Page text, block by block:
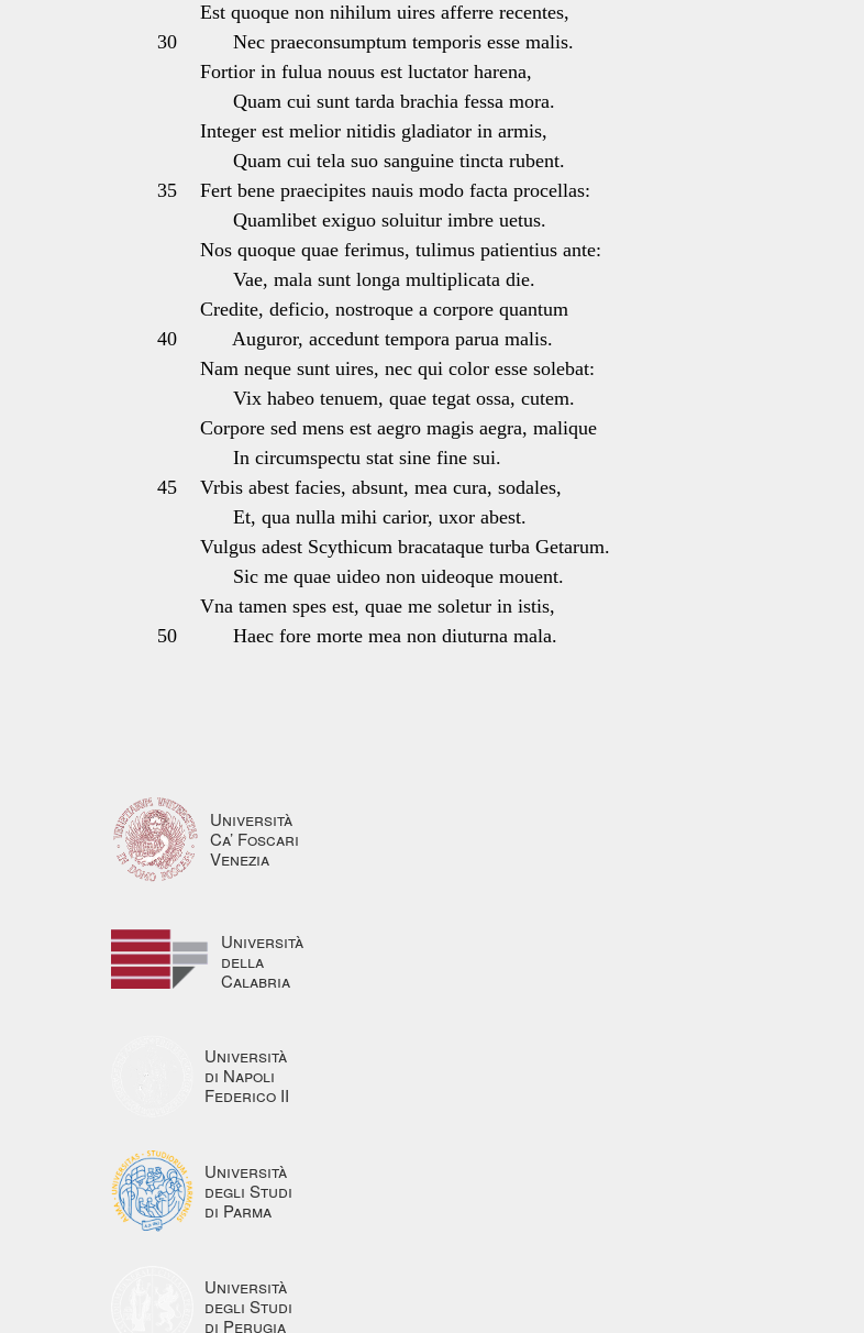
Est quoque non nihilum uires afferre recentes,
30
Nec praeconsumptum temporis esse malis.
Fortior in fulua nouus est luctator harena,
Quam cui sunt tarda brachia fessa mora.
Integer est melior nitidis gladiator in armis,
Quam cui tela suo sanguine tincta rubent.
35
Fert bene praecipites nauis modo facta procellas:
Quamlibet exiguo soluitur imbre uetus.
Nos quoque quae ferimus, tulimus patientius ante:
Vae, mala sunt longa multiplicata die.
Credite, deficio, nostroque a corpore quantum
40
Auguror, accedunt tempora parua malis.
Nam neque sunt uires, nec qui color esse solebat:
Vix habeo tenuem, quae tegat ossa, cutem.
Corpore sed mens est aegro magis aegra, malique
In circumspectu stat sine fine sui.
45
Vrbis abest facies, absunt, mea cura, sodales,
Et, qua nulla mihi carior, uxor abest.
Vulgus adest Scythicum bracataque turba Getarum.
Sic me quae uideo non uideoque mouent.
Vna tamen spes est, quae me soletur in istis,
50
Haec fore morte mea non diuturna mala.
Università
Ca’ Foscari
Venezia
Università
della
Calabria
Università
di Napoli
Federico II
Università
degli Studi
di Parma
Università
degli Studi
di Perugia